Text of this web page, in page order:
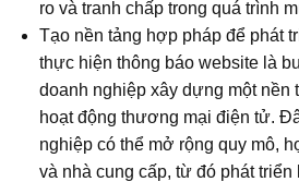
ro và tranh chấp trong quá trình
Tạo nền tảng hợp pháp để phát
thực hiện thông báo website là
doanh nghiệp xây dựng một nền
hoạt động thương mại điện tử.
nghiệp có thể mở rộng quy mô,
và nhà cung cấp, từ đó phát